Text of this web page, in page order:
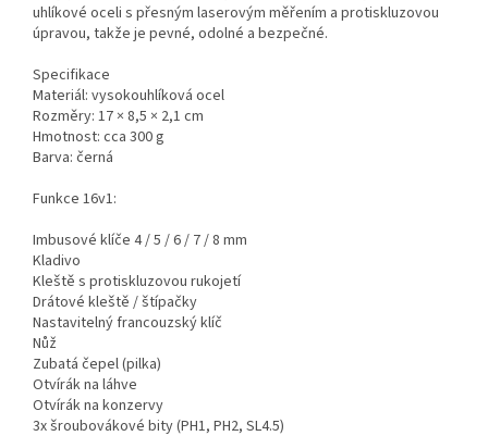
uhlíkové oceli s přesným laserovým měřením a protiskluzovou
úpravou, takže je pevné, odolné a bezpečné.
Specifikace
Materiál: vysokouhlíková ocel
Rozměry: 17 × 8,5 × 2,1 cm
Hmotnost: cca 300 g
Barva: černá
Funkce 16v1:
Imbusové klíče 4 / 5 / 6 / 7 / 8 mm
Kladivo
Kleště s protiskluzovou rukojetí
Drátové kleště / štípačky
Nastavitelný francouzský klíč
Nůž
Zubatá čepel (pilka)
Otvírák na láhve
Otvírák na konzervy
3x šroubovákové bity (PH1, PH2, SL4.5)